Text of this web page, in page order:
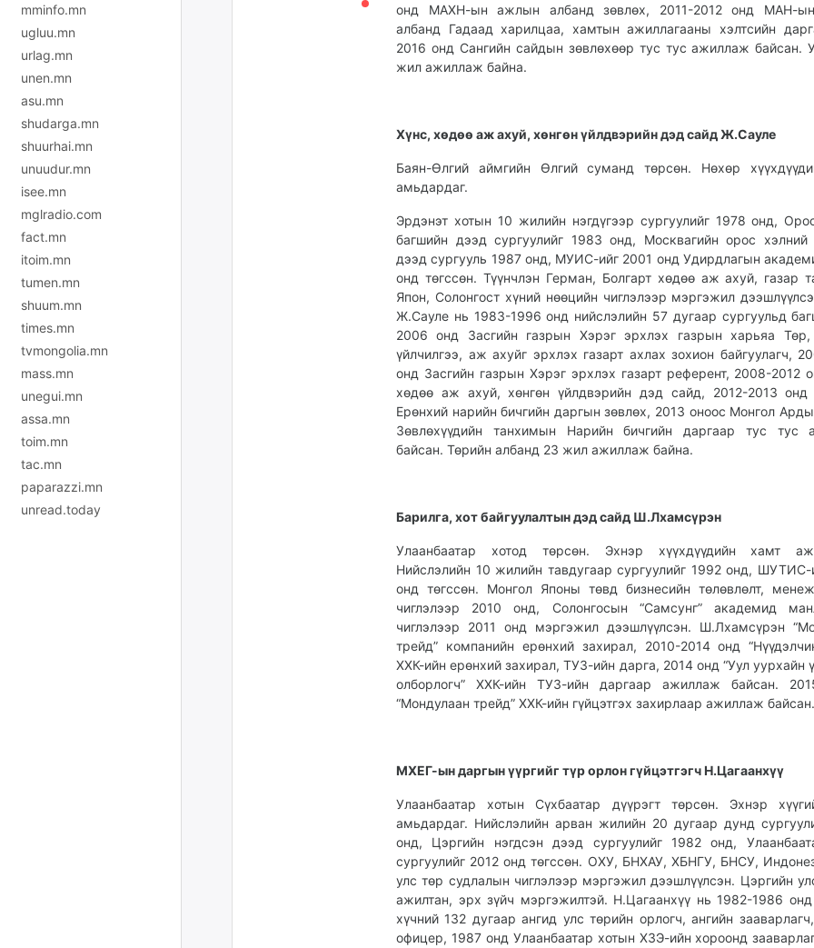
mminfo.mn
ugluu.mn
urlag.mn
unen.mn
asu.mn
shudarga.mn
shuurhai.mn
unuudur.mn
isee.mn
mglradio.com
fact.mn
itoim.mn
tumen.mn
shuum.mn
times.mn
tvmongolia.mn
mass.mn
unegui.mn
assa.mn
toim.mn
tac.mn
paparazzi.mn
unread.today
онд МАХН-ын ажлын албанд зөвлөх, 2011-2012 онд МАН-
албанд Гадаад харилцаа, хамтын ажиллагааны хэлтсийн
2016 онд Сангийн сайдын зөвлөхөөр тус тус ажиллаж байсан.
жил ажиллаж байна.
Хүнс, хөдөө аж ахуй, хөнгөн үйлдвэрийн дэд сайд Ж.Сауле
Баян-Өлгий аймгийн Өлгий суманд төрсөн. Нөхөр
амьдардаг.
Эрдэнэт хотын 10 жилийн нэгдүгээр сургуулийг 1978 онд,
багшийн дээд сургуулийг 1983 онд, Москвагийн орос хэлний
дээд сургууль 1987 онд, МУИС-ийг 2001 онд Удирдлагын
онд төгссөн. Түүнчлэн Герман, Болгарт хөдөө аж ахуй, газар
Япон, Солонгост хүний нөөцийн чиглэлээр мэргэжил
Ж.Сауле нь 1983-1996 онд нийслэлийн 57 дугаар сургуульд
2006 онд Засгийн газрын Хэрэг эрхлэх газрын харьяа Төр,
үйлчилгээ, аж ахуйг эрхлэх газарт ахлах зохион байгуулагч,
онд Засгийн газрын Хэрэг эрхлэх газарт референт, 2008-2012
хөдөө аж ахуй, хөнгөн үйлдвэрийн дэд сайд, 2012-2013
Ерөнхий нарийн бичгийн даргын зөвлөх, 2013 оноос Монгол
Зөвлөхүүдийн танхимын Нарийн бичгийн даргаар тус тус
байсан. Төрийн албанд 23 жил ажиллаж байна.
Барилга, хот байгуулалтын дэд сайд Ш.Лхамсүрэн
Улаанбаатар хотод төрсөн. Эхнэр хүүхдүүдийн хамт
Нийслэлийн 10 жилийн тавдугаар сургуулийг 1992 онд, ШУТИС-
онд төгссөн. Монгол Японы төвд бизнесийн төлөвлөлт,
чиглэлээр 2010 онд, Солонгосын “Самсунг” академид
чиглэлээр 2011 онд мэргэжил дээшлүүлсэн. Ш.Лхамсүрэн
трейд” компанийн ерөнхий захирал, 2010-2014 онд
ХХК-ийн ерөнхий захирал, ТУЗ-ийн дарга, 2014 онд “Уул уурхайн
олборлогч” ХХК-ийн ТУЗ-ийн даргаар ажиллаж байсан.
“Мондулаан трейд” ХХК-ийн гүйцэтгэх захирлаар ажиллаж байсан.
МХЕГ-ын даргын үүргийг түр орлон гүйцэтгэгч Н.Цагаанхүү
Улаанбаатар хотын Сүхбаатар дүүрэгт төрсөн. Эхнэр
амьдардаг. Нийслэлийн арван жилийн 20 дугаар дунд
онд, Цэргийн нэгдсэн дээд сургуулийг 1982 онд,
сургуулийг 2012 онд төгссөн. ОХУ, БНХАУ, ХБНГУ, БНСУ,
улс төр судлалын чиглэлээр мэргэжил дээшлүүлсэн. Цэргийн
ажилтан, эрх зүйч мэргэжилтэй. Н.Цагаанхүү нь 1982-1986 онд
хүчний 132 дугаар ангид улс төрийн орлогч, ангийн
офицер, 1987 онд Улаанбаатар хотын ХЗЭ-ийн хороонд